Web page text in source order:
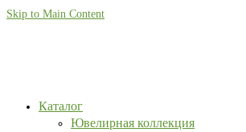
Skip to Main Content
Каталог
Ювелирная коллекция